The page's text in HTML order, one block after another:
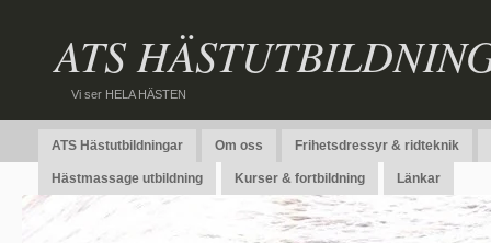
ATS
Vi ser HELA HÄSTEN
ATS Hästutbildningar Om oss Frihetsdressyr & ridteknik
Hästmassage utbildning Kurser & fortbildning Länkar